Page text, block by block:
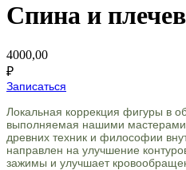
Спина и
4000,00
₽
Записаться
Локальная коррекция фигуры в
выполняемая нашими
древних техник и философии
направлен на улучшение
зажимы и улучшает